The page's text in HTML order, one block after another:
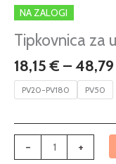
NA ZALOGI
Tipkovnica za
18,15€ –
PV20-PV180 PV50
-
upravljanje
Pelltech
gorilca
količina
+